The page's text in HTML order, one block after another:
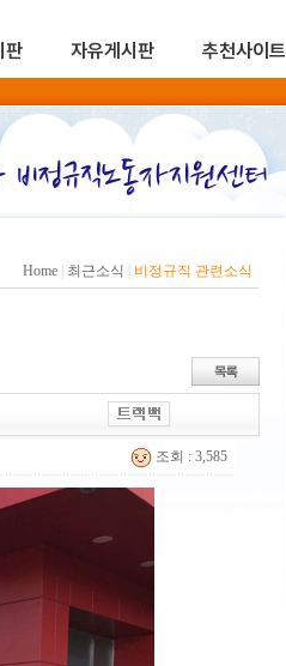
판 자유게시판 추천사이트
Home 최근소식 비정규직 관련소식
조회 : 3,585